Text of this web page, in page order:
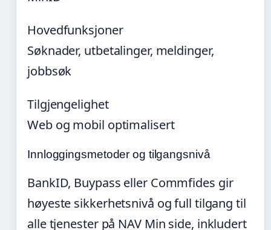
Hovedfunksjoner
Søknader, utbetalinger, meldinger,
jobbsøk
Tilgjengelighet
Web og mobil optimalisert
Innloggingsmetoder og tilgangsnivå
BankID, Buypass eller Commfides gir
høyeste sikkerhetsnivå og full tilgang til
alle tjenester på NAV Min side, inkludert